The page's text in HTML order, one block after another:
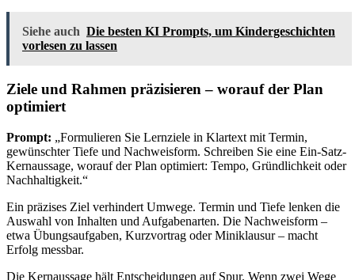
Siehe auch Die besten KI Prompts, um Kindergeschichten
vorlesen zu lassen
Ziele und Rahmen präzisieren – worauf der Plan
optimiert
Prompt: „Formulieren Sie Lernziele in Klartext mit Termin,
gewünschter Tiefe und Nachweisform. Schreiben Sie eine Ein-Satz-
Kernaussage, worauf der Plan optimiert: Tempo, Gründlichkeit oder
Nachhaltigkeit.“
Ein präzises Ziel verhindert Umwege. Termin und Tiefe lenken die
Auswahl von Inhalten und Aufgabenarten. Die Nachweisform –
etwa Übungsaufgaben, Kurzvortrag oder Miniklausur – macht
Erfolg messbar.
Die Kernaussage hält Entscheidungen auf Spur. Wenn zwei Wege